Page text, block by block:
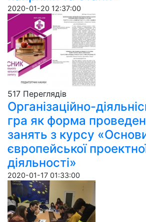
2020-01-20 12:37:00
517 Пере­гля­дів
Організаційно-
гра як форма
занять з курсу
європейської
діяльності»
2020-01-17 01:33:00